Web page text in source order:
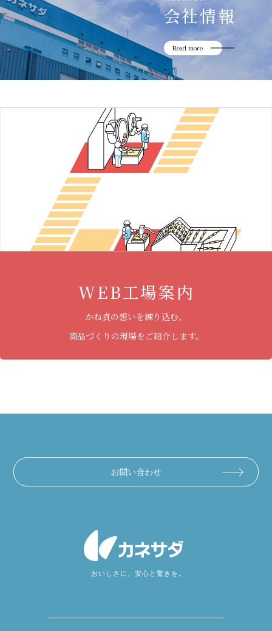
会社情報
Read more
WEB工場案内
かね貞の想いを練り込む、
商品づくりの現場をご紹介します。
お問い合わせ